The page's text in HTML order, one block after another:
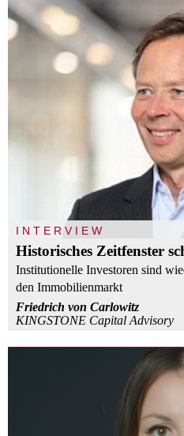
INTERVIEW
Historisches Zeitfenster
Institutionelle Investoren sind
den Immobilienmarkt
Friedrich von Carlowitz
KINGSTONE Capital Advisory